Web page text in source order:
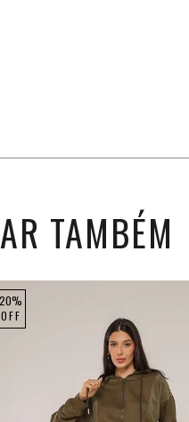
TAMBÉM
20%
OFF